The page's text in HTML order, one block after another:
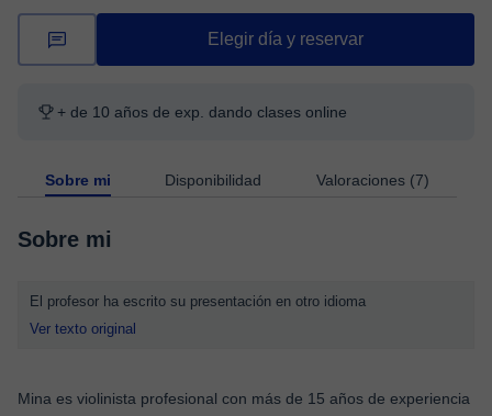
Elegir día y reservar
+ de 10 años de exp. dando clases online
Sobre mi Disponibilidad Valoraciones (7)
Sobre mi
El profesor ha escrito su presentación en otro idioma
Ver texto original
Mina es violinista profesional con más de 15 años de experiencia